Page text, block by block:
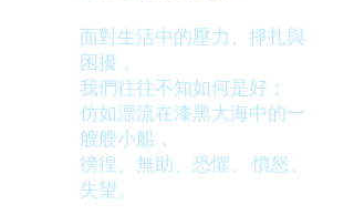
面對生活中的壓力、掙扎與
困擾，
我們往往不知如何是好；
仿如漂流在漆黑大海中的一
艘艘小船，
徬徨、無助、恐懼、 憤怒、
失望。